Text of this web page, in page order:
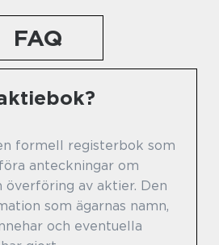
FAQ
formell registerbok som
anteckningar om
överföring av aktier. Den
som ägarnas namn,
och eventuella